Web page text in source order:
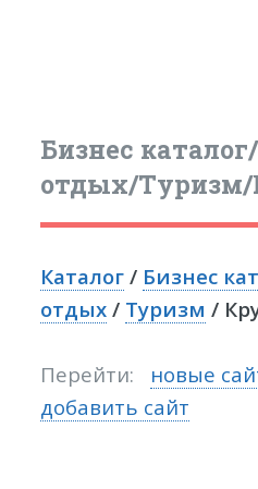
Бизнес
отдых/
Каталог / Бизнес
отдых / Туризм /
Перейти: новые
добавить сайт